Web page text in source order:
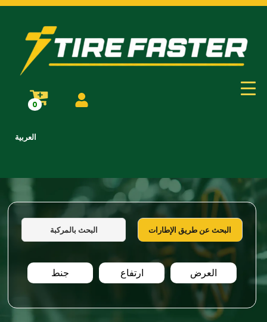
0
العربية
البحث عن طريق الإطارات البحث بالمركبة
العرض ارتفاع جنط